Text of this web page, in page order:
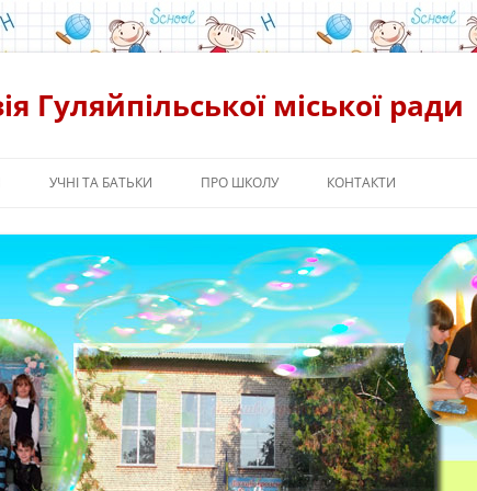
Гуляйпільської міської ради
УЧНІ ТА БАТЬКИ ПРО ШКОЛУ КОНТАКТИ